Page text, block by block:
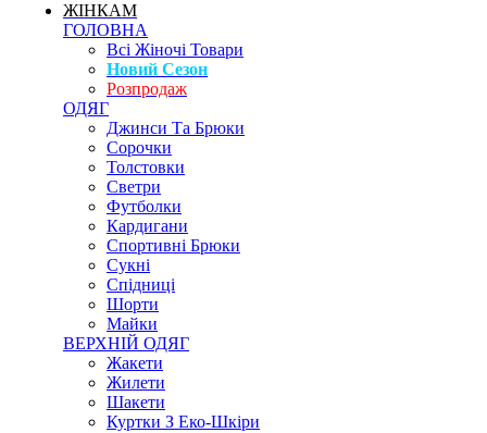
ЖІНКАМ
ГОЛОВНА
Всі Жіночі Товари
Новий Сезон
Розпродаж
ОДЯГ
Джинси Та Брюки
Сорочки
Толстовки
Светри
Футболки
Кардигани
Спортивні Брюки
Сукні
Спідниці
Шорти
Майки
ВЕРХНІЙ ОДЯГ
Жакети
Жилети
Шакети
Куртки З Еко-Шкіри